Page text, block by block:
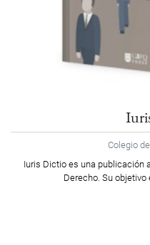
Colegio
Iuris Dictio es una publicación
Derecho. Su